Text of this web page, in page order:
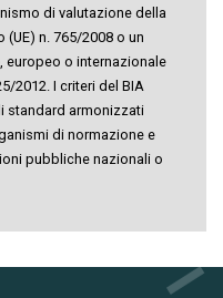
di valutazione della
n. 765/2008 o un
europeo o internazionale
2012. I criteri del BIA
standard armonizzati
di normazione e
pubbliche nazionali o